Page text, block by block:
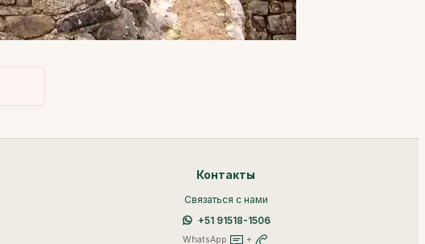
Контакты
Связаться с нами
+51 91518-1506
WhatsApp +